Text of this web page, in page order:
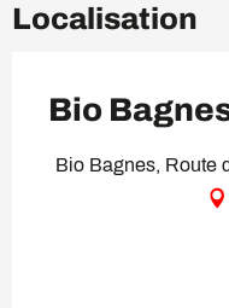
Localisation
Bio
Bio Bagnes, Route